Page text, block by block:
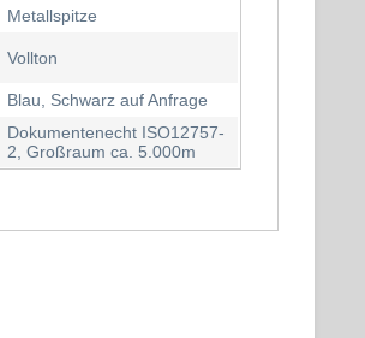
Metallspitze
Vollton
Blau, Schwarz auf Anfrage
Dokumentenecht ISO12757-
2, Großraum ca. 5.000m